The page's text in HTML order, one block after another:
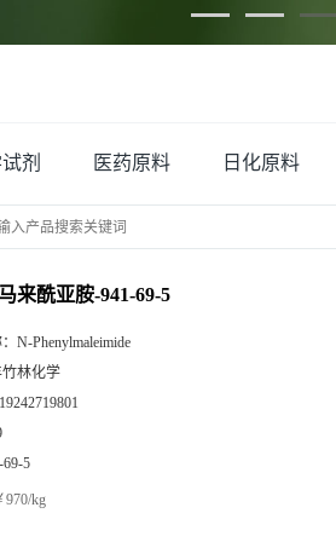
剂 医药原料 日化原料
来酰亚胺-941-69-5
N-Phenylmaleimide
林化学
69-5
970/kg